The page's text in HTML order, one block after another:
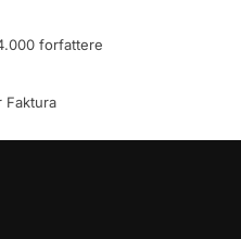
forfattere
Faktura